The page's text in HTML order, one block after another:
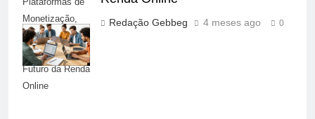
Monetização,
Investimento
Digital e o
Futuro da Renda
Online
Redação Gebbeg 4 meses ago 0